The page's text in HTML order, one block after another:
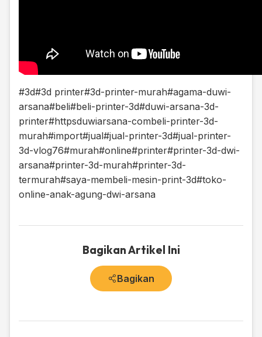
#3d#3d printer#3d-printer-murah#agama-duwi-
arsana#beli#beli-printer-3d#duwi-arsana-3d-
printer#httpsduwiarsana-combeli-printer-3d-
murah#import#jual#jual-printer-3d#jual-printer-
3d-vlog76#murah#online#printer#printer-3d-dwi-
arsana#printer-3d-murah#printer-3d-
termurah#saya-membeli-mesin-print-3d#toko-
online-anak-agung-dwi-arsana
Bagikan Artikel Ini
Bagikan